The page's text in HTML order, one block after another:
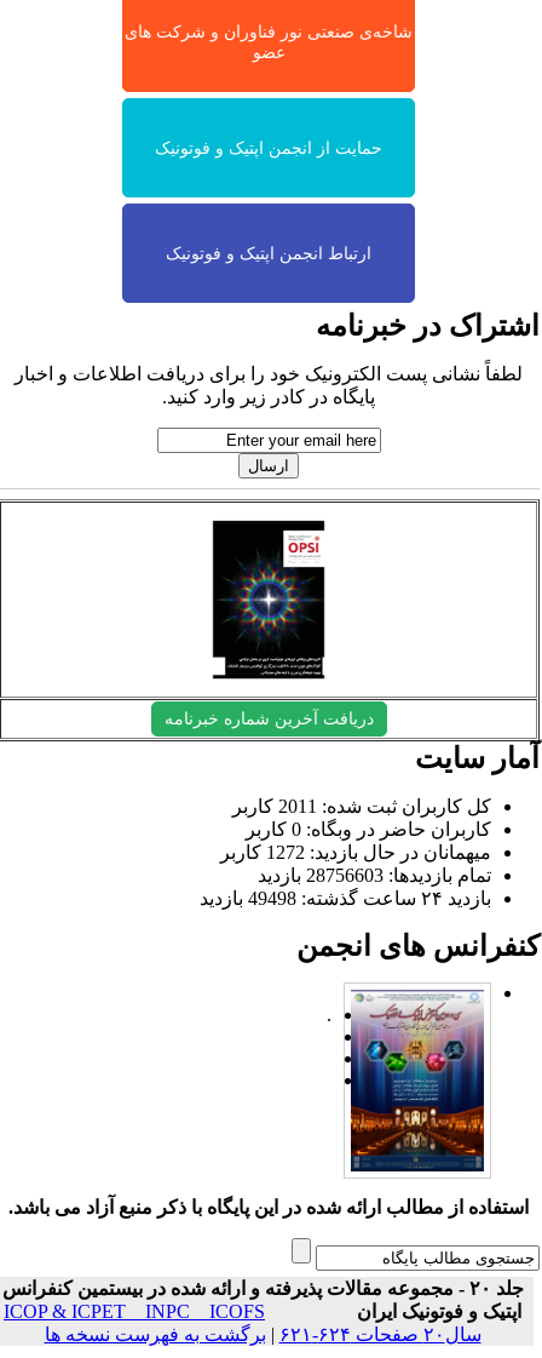
شاخه‌ی صنعتی نور فناوران و شرکت های
عضو
حمایت از انجمن اپتیک و فوتونیک
ارتباط انجمن اپتیک و فوتونیک
در خبرنامه
لطفاً نشانی پست الکترونیک خود را برای دریافت اطلاعات و اخبار
پایگاه در کادر زیر وارد کنید.
دریافت آخرین شماره خبرنامه
سایت
کل کاربران ثبت شده: 2011 کاربر
کاربران حاضر در وبگاه: 0 کاربر
میهمانان در حال بازدید: 1272 کاربر
تمام بازدید‌ها: 28756603 بازدید
بازدید ۲۴ ساعت گذشته: 49498 بازدید
های انجمن
.
استفاده از مطالب ارائه شده در این پایگاه با ذکر منبع آزاد می باشد.
جلد ۲۰ - مجموعه مقالات پذیرفته و ارائه شده در بیستمین کنفرانس
اپتیک و فوتونیک ایران
ICOP & ICPET _ INPC _ ICOFS
سال۲۰ صفحات ۶۲۴-۶۲۱
| برگشت به فهرست نسخه ها